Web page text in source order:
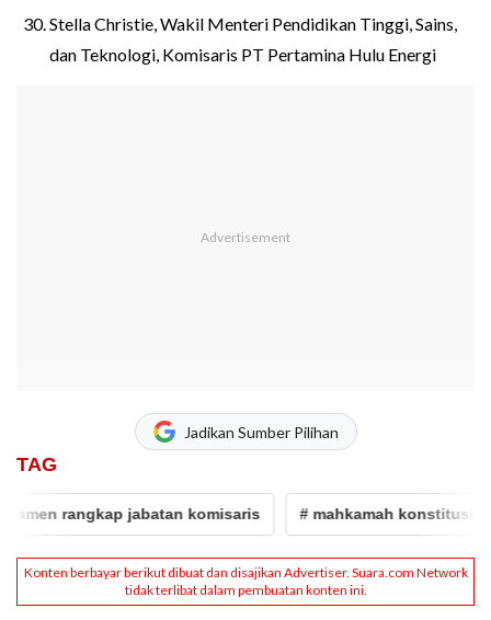
Stella Christie, Wakil Menteri Pendidikan Tinggi, Sains,
dan Teknologi, Komisaris PT Pertamina Hulu Energi
Jadikan Sumber Pilihan
TAG
rangkap jabatan komisaris # mahkamah konstitusi